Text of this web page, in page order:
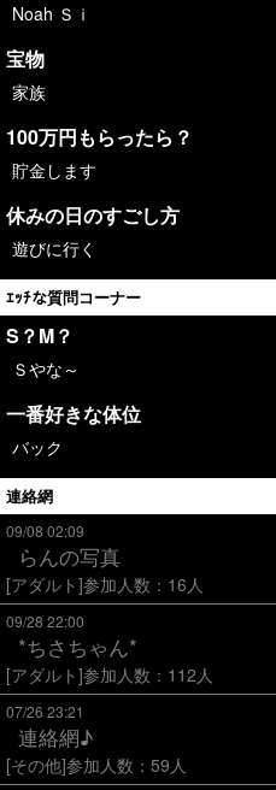
Noah Ｓｉ
宝物
家族
100万円もらったら？
貯金します
休みの日のすごし方
遊びに行く
ｴｯﾁな質問コーナー
S？M？
Ｓやな～
一番好きな体位
バック
連絡網
09/08 02:09
らんの写真
[アダルト]参加人数：16人
09/28 22:00
*ちさちゃん*
[アダルト]参加人数：112人
07/26 23:21
連絡網♪
[その他]参加人数：59人